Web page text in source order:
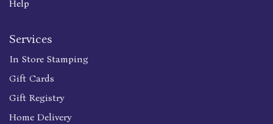
Help
Services
In Store Stamping
Gift Cards
Gift Registry
Home Delivery